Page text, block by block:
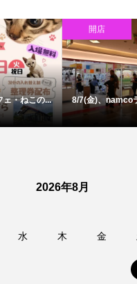
ェ・ねこの...
開店
8/7(金)、namco
2026年8月
水 木 金